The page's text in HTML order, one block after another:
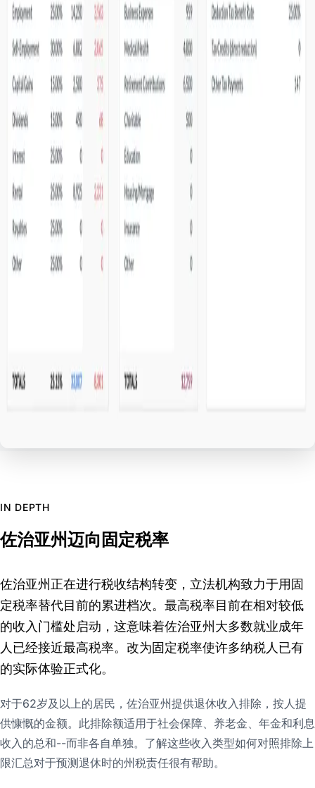
IN DEPTH
佐治亚州迈向固定税率
佐治亚州正在进行税收结构转变，立法机构致力于用固
定税率替代目前的累进档次。最高税率目前在相对较低
的收入门槛处启动，这意味着佐治亚州大多数就业成年
人已经接近最高税率。改为固定税率使许多纳税人已有
的实际体验正式化。
对于62岁及以上的居民，佐治亚州提供退休收入排除，按人提
供慷慨的金额。此排除额适用于社会保障、养老金、年金和利息
收入的总和--而非各自单独。了解这些收入类型如何对照排除上
限汇总对于预测退休时的州税责任很有帮助。